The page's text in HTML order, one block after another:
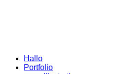
Hallo
Portfolio